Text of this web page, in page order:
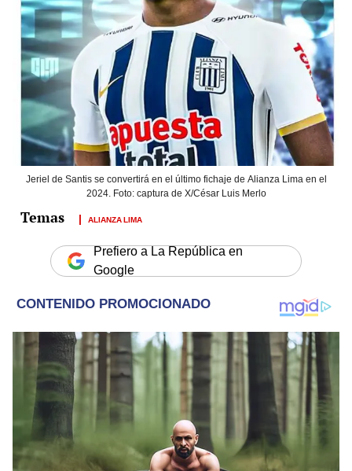
Jeriel de Santis se convertirá en el último fichaje de Alianza Lima en el
2024. Foto: captura de X/César Luis Merlo
ALIANZA LIMA
Prefiero a La República en
Google